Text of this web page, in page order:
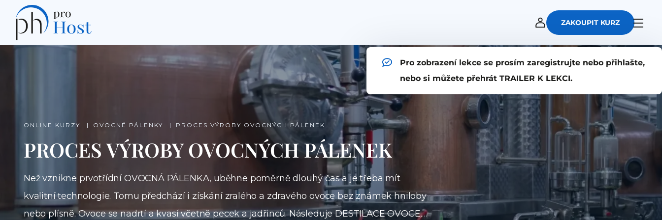
ZAKOUPIT KURZ
Pro zobrazení lekce se prosím zaregistrujte nebo přihlašte,
nebo si můžete přehrát TRAILER K LEKCI.
ONLINE KURZY OVOCNÉ PÁLENKY PROCES VÝROBY OVOCNÝCH PÁLENEK
PROCES VÝROBY OVOCNÝCH PÁLENEK
Než vznikne prvotřídní OVOCNÁ PÁLENKA, uběhne poměrně dlouhý čas a je třeba mít
kvalitní technologie. Tomu předchází i získání zralého a zdravého ovoce bez známek hniloby
nebo plísně. Ovoce se nadrtí a kvasí včetně pecek a jadřinců. Následuje DESTILACE OVOCE,